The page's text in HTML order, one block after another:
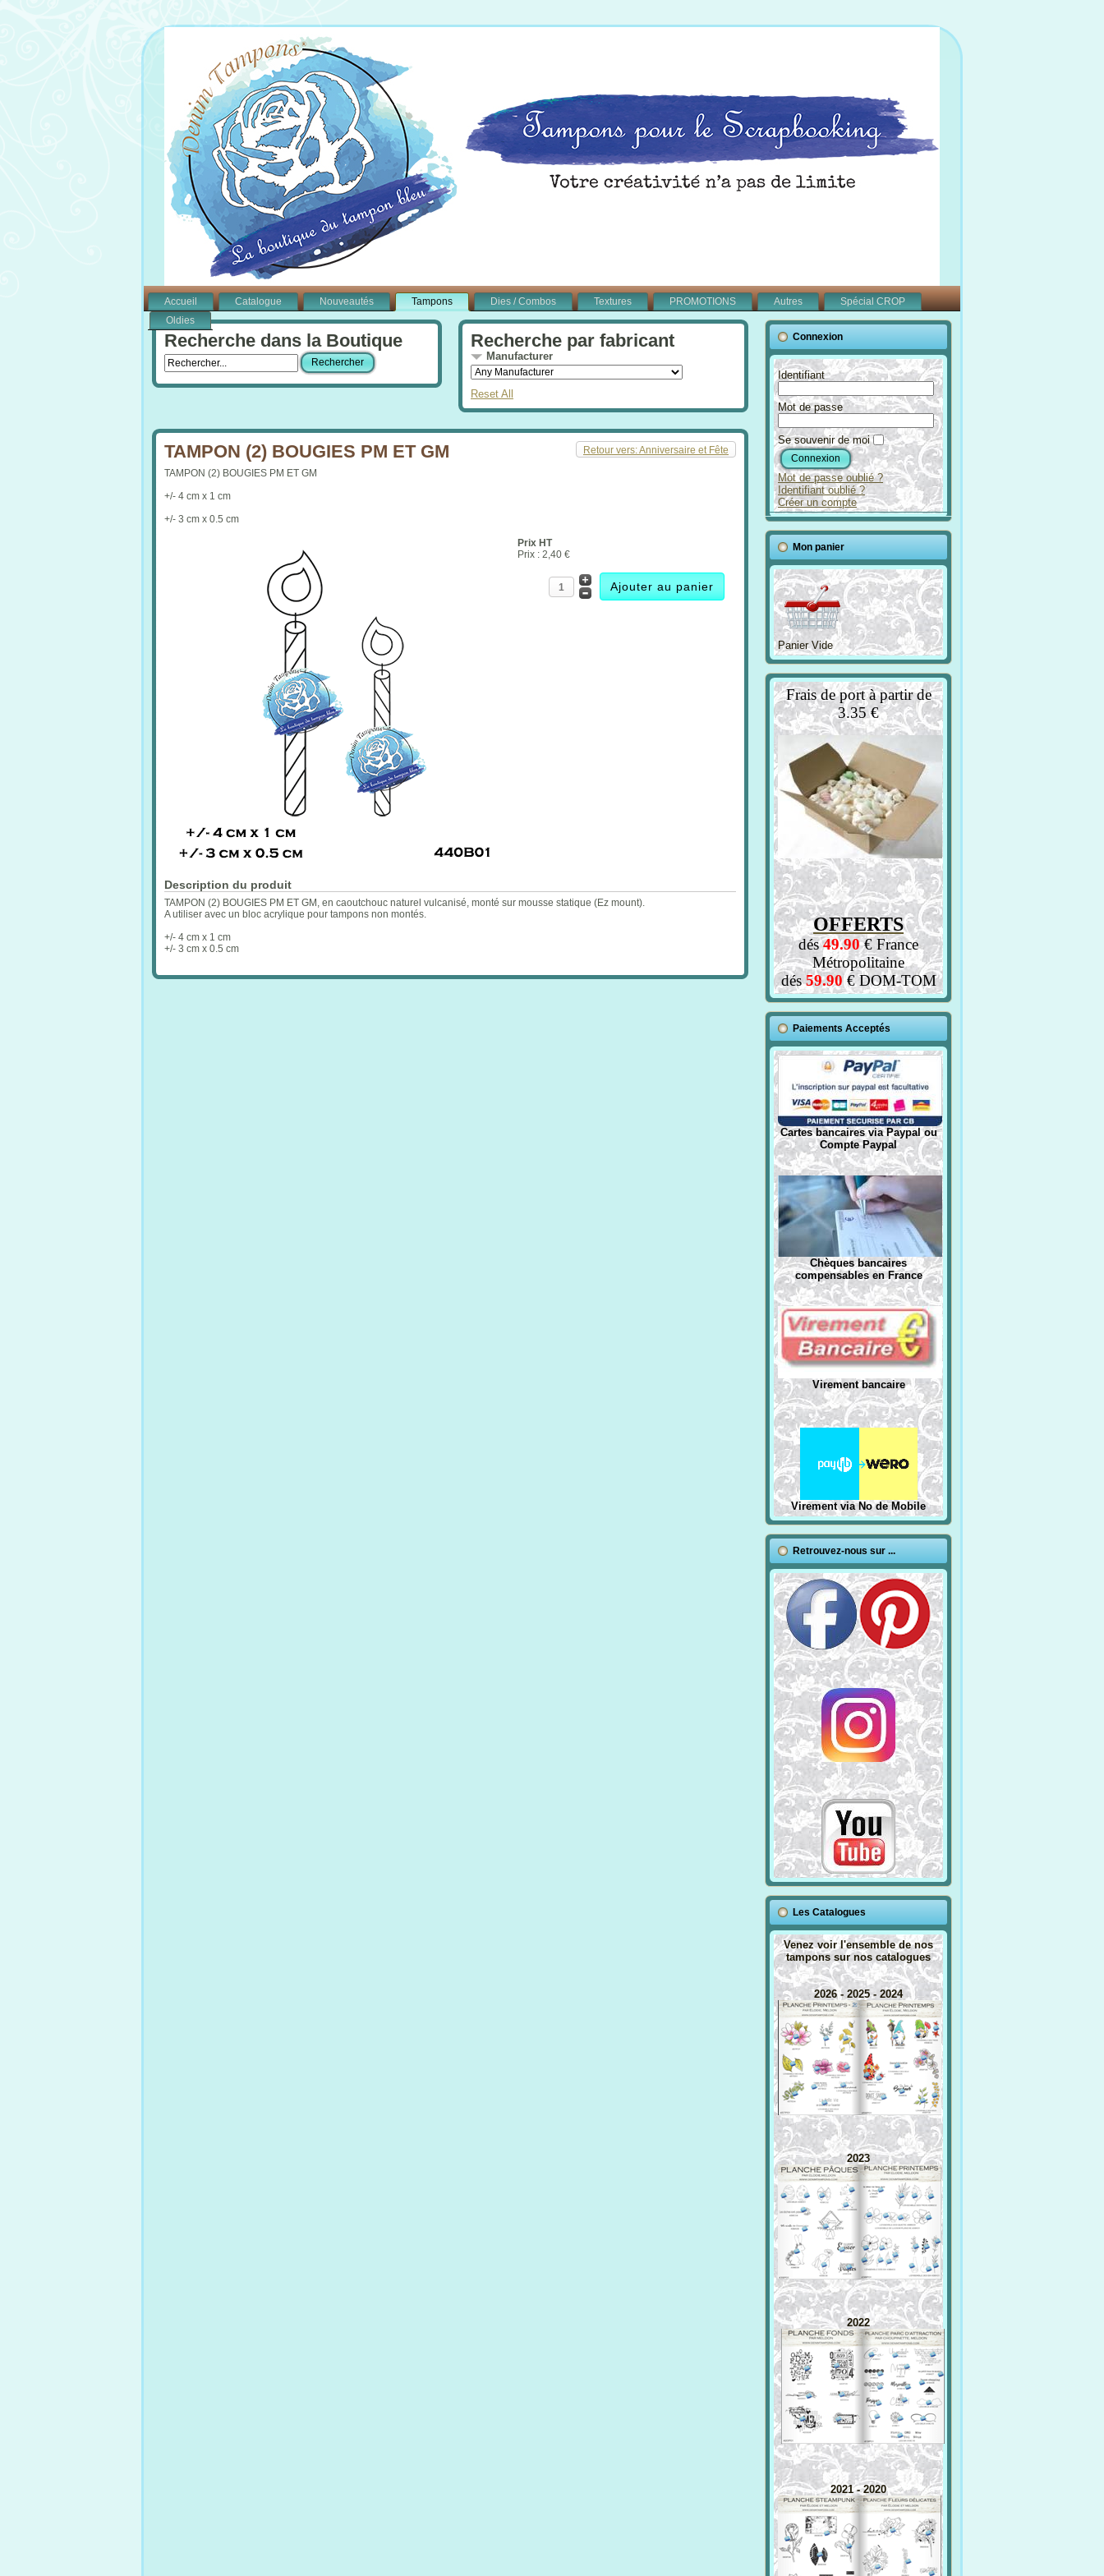
Accueil Catalogue Nouveautés Tampons Dies / Combos Textures PROMOTIONS Autres
Spécial CROP
Oldies
Recherche dans la Boutique Recherche par fabricant
Manufacturer
Reset All
Retour vers: Anniversaire et Fête
TAMPON (2) BOUGIES PM ET GM
TAMPON (2) BOUGIES PM ET GM
+/- 4 cm x 1 cm
+/- 3 cm x 0.5 cm
Prix HT
Prix : 2,40 €
Description du produit
TAMPON (2) BOUGIES PM ET GM, en caoutchouc naturel vulcanisé, monté sur mousse statique (Ez mount).
A utiliser avec un bloc acrylique pour tampons non montés.
+/- 4 cm x 1 cm
+/- 3 cm x 0.5 cm
Connexion
Identifiant
Mot de passe
Se souvenir de moi
Mot de passe oublié ?
Identifiant oublié ?
Créer un compte
Mon panier
Panier Vide
Frais de port à partir de
3.35 €
OFFERTS
dés49.90€ France
Métropolitaine
dés59.90€ DOM-TOM
Paiements Acceptés
Cartes bancaires via Paypal ou
Compte Paypal
Chèques bancaires
compensables en France
Virement bancaire
Virement via No de Mobile
Retrouvez-nous sur ...
Les Catalogues
Venez voir l'ensemble de nos
tampons sur nos catalogues
2026 - 2025 - 2024
2023
2022
2021 - 2020